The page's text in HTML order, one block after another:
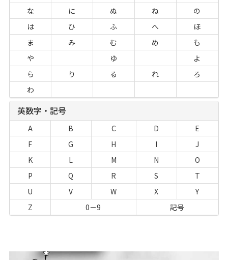
な
に ぬ ね
の
は
ひ ふ へ
ほ
ま
み む め
も
や
ゆ
よ
ら
り る れ
ろ
わ
英数字・記号
A B C D
E
F
G H I
J
K
L M N
O
P
Q R S
T
U
V W X
Y
Z
0－9 記号